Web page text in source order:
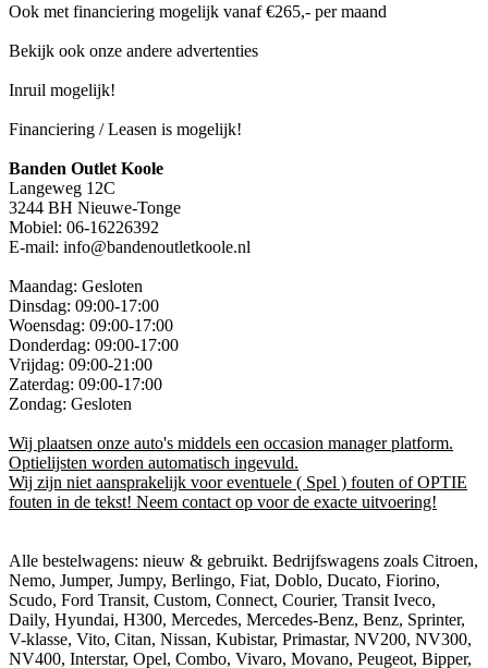
Ook met financiering mogelijk vanaf €265,- per maand
Bekijk ook onze andere advertenties
Inruil mogelijk!
Financiering / Leasen is mogelijk!
Banden Outlet Koole
Langeweg 12C
3244 BH Nieuwe-Tonge
Mobiel: 06-16226392
E-mail: info@bandenoutletkoole.nl
Maandag: Gesloten
Dinsdag: 09:00-17:00
Woensdag: 09:00-17:00
Donderdag: 09:00-17:00
Vrijdag: 09:00-21:00
Zaterdag: 09:00-17:00
Zondag: Gesloten
Wij plaatsen onze auto's middels een occasion manager platform.
Optielijsten worden automatisch ingevuld.
Wij zijn niet aansprakelijk voor eventuele ( Spel ) fouten of OPTIE
fouten in de tekst! Neem contact op voor de exacte uitvoering!
Alle bestelwagens: nieuw & gebruikt. Bedrijfswagens zoals Citroen,
Nemo, Jumper, Jumpy, Berlingo, Fiat, Doblo, Ducato, Fiorino,
Scudo, Ford Transit, Custom, Connect, Courier, Transit Iveco,
Daily, Hyundai, H300, Mercedes, Mercedes-Benz, Benz, Sprinter,
V-klasse, Vito, Citan, Nissan, Kubistar, Primastar, NV200, NV300,
NV400, Interstar, Opel, Combo, Vivaro, Movano, Peugeot, Bipper,